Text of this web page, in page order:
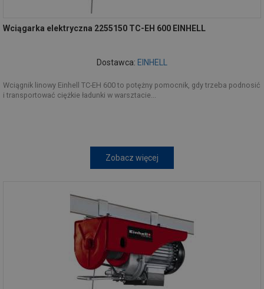
Wciągarka elektryczna 2255150 TC-EH 600 EINHELL
Dostawca: EINHELL
Wciągnik linowy Einhell TC-EH 600 to potężny pomocnik, gdy trzeba podnosić
i transportować ciężkie ładunki w warsztacie...
Zobacz więcej